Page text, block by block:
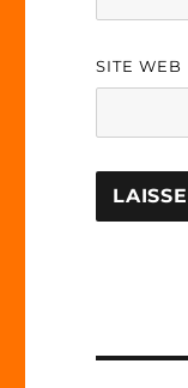
SITE WEB
N